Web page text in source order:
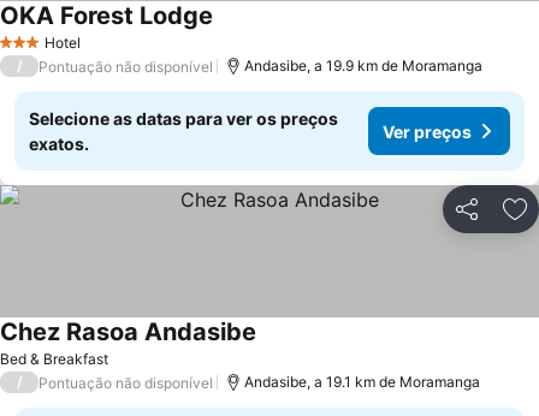
3 EstrelasHotel
OKA Forest Lodge
/ Pontuação não disponível Andasibe, a 19.9 km de Moramanga
Selecione as datas para ver os preços
exatos.
Ver preços
Partilhar
Bed & Breakfast
Chez Rasoa Andasibe
/ Pontuação não disponível Andasibe, a 19.1 km de Moramanga